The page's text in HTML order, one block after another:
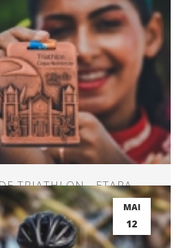
TRIATHLON - ETAPA
MAI
12